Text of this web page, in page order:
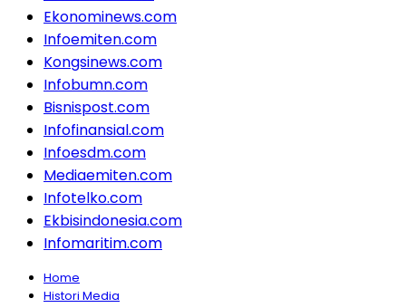
Ekonominews.com
Infoemiten.com
Kongsinews.com
Infobumn.com
Bisnispost.com
Infofinansial.com
Infoesdm.com
Mediaemiten.com
Infotelko.com
Ekbisindonesia.com
Infomaritim.com
Home
Histori Media